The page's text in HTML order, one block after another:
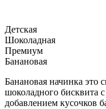
Детская
Шоколадная
Премиум
Банановая
Банановая начинка это
шоколадного бисквита
добавлением кусочков